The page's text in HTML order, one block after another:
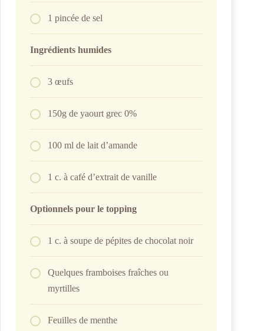
1 pincée de sel
Ingrédients humides
3 œufs
150g de yaourt grec 0%
100 ml de lait d’amande
1 c. à café d’extrait de vanille
Optionnels pour le topping
1 c. à soupe de pépites de chocolat noir
Quelques framboises fraîches ou
myrtilles
Feuilles de menthe